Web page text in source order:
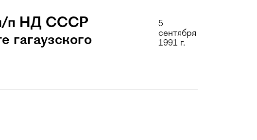
п HД СССР
гагаузского
5
сентября
1991 г.